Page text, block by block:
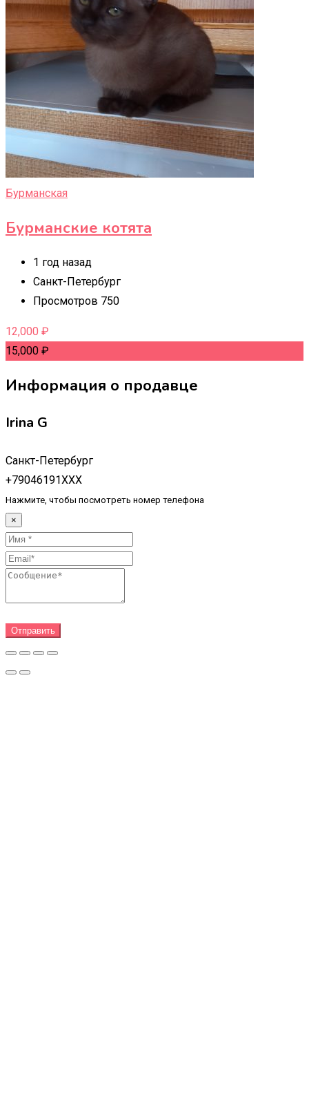
Бурманская
Бурманские котята
1 год назад
Санкт-Петербург
Просмотров 750
12,000 ₽
15,000 ₽
Информация о продавце
Irina G
Санкт-Петербург
+79046191XXX
Нажмите, чтобы посмотреть номер телефона
×
Отправить